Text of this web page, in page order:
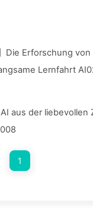
Die Erforschung
Lernfahrt
AI aus der
1